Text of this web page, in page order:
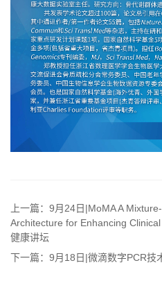
上一篇：9月24日|MoMA A
Architecture for Enhancing
健康讲坛
下一篇：9月18日|微滴数字PCR技